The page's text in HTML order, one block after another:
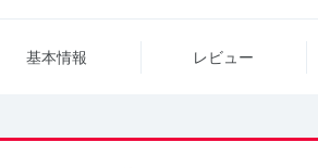
基本情報 レビュー